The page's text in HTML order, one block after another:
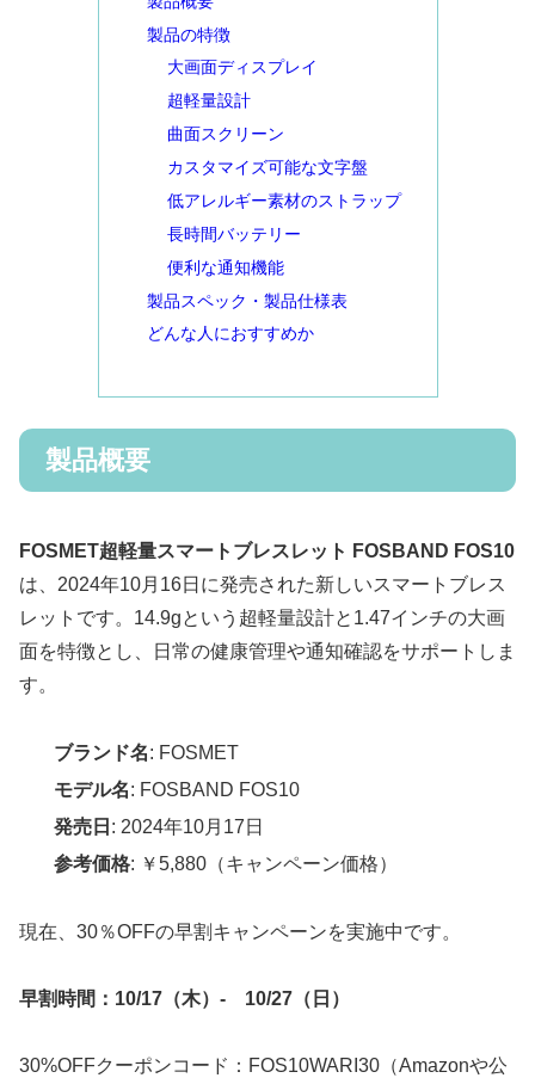
製品の特徴
大画面ディスプレイ
超軽量設計
曲面スクリーン
カスタマイズ可能な文字盤
低アレルギー素材のストラップ
長時間バッテリー
便利な通知機能
製品スペック・製品仕様表
どんな人におすすめか
製品概要
FOSMET超軽量スマートブレスレット FOSBAND FOS10
は、2024年10月16日に発売された新しいスマートブレス
レットです。14.9gという超軽量設計と1.47インチの大画
面を特徴とし、日常の健康管理や通知確認をサポートしま
す。
ブランド名: FOSMET
モデル名: FOSBAND FOS10
発売日 : 2024年10月17日
参考価格: ￥5,880（キャンペーン価格）
現在、30％OFFの早割キャンペーンを実施中です。
早割時間：10/17（木）- 10/27（日）
30%OFFクーポンコード：FOS10WARI30（Amazonや公